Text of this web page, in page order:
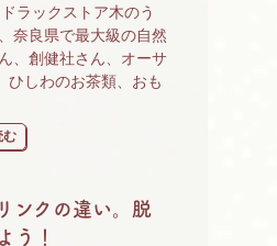
ラックストア木のう
奈良県で最大級の自然
、創健社さん、オーサ
ひしわのお茶類、おも
然食品＆有機野菜 楽しいがいっぱいの木の
む
ンクの違い。脱
う！